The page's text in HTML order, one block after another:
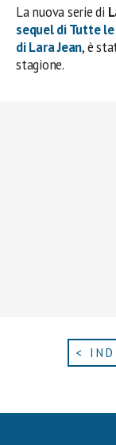
La nuova serie di
sequel diTutte le
diLara Jean, è
stagione.
<